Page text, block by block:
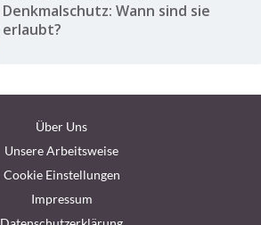
Denkmalschutz: Wann sind sie
erlaubt?
Über Uns
Unsere Arbeitsweise
Cookie Einstellungen
Impressum